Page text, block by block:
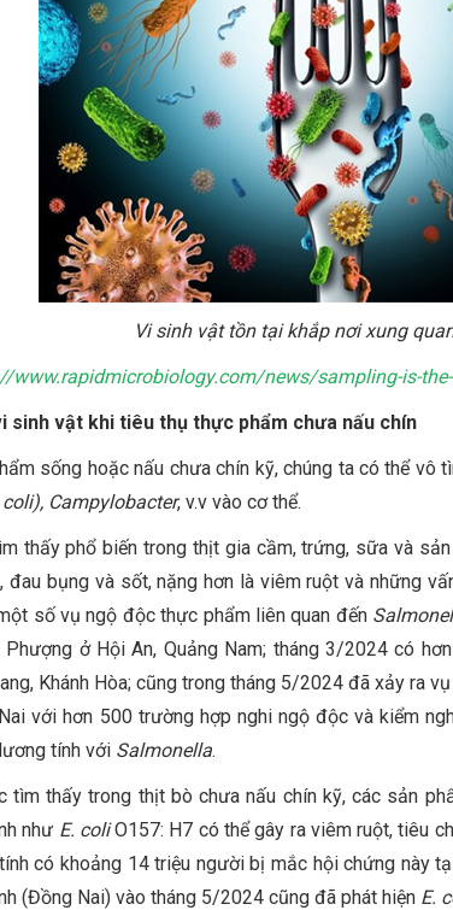
Vi sinh vật tồn tại khắp nơi xung
www.rapidmicrobiology.com/news/sampling-is-
sinh vật khi tiêu thụ thực phẩm chưa nấu chín
sống hoặc nấu chưa chín kỹ, chúng ta có thể vô
Campylobacter, v.v vào cơ thể.
thấy phổ biến trong thịt gia cầm, trứng, sữa và
đau bụng và sốt, nặng hơn là viêm ruột và những
số vụ ngộ độc thực phẩm liên quan đến
ở Hội An, Quảng Nam; tháng 3/2024 có
Khánh Hòa; cũng trong tháng 5/2024 đã xảy ra
với hơn 500 trường hợp nghi ngộ độc và kiểm
tính với Salmonella.
thấy trong thịt bò chưa nấu chín kỹ, các sản
như E. coliO157: H7 có thể gây ra viêm ruột, tiêu
có khoảng 14 triệu người bị mắc hội chứng này
(Đồng Nai) vào tháng 5/2024 cũng đã phát hiện E.